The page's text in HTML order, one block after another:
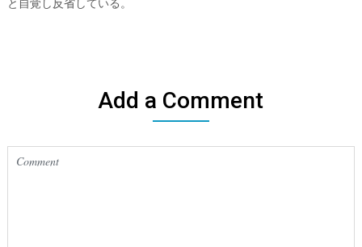
と自覚し反省している。
Add a Comment